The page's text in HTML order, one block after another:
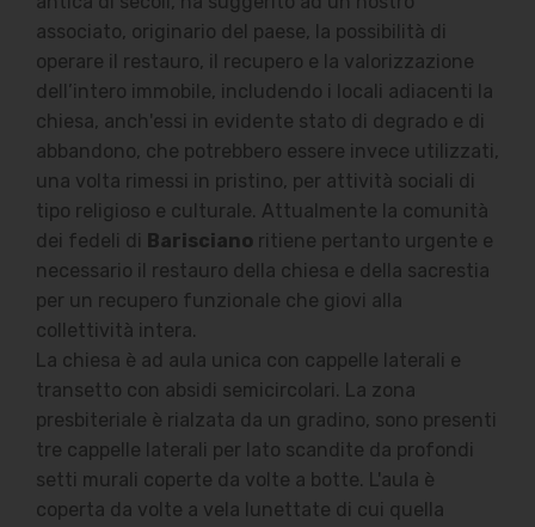
associato, originario del paese, la possibilità di
operare il restauro, il recupero e la valorizzazione
dell’intero immobile, includendo i locali adiacenti la
chiesa, anch'essi in evidente stato di degrado e di
abbandono, che potrebbero essere invece utilizzati,
una volta rimessi in pristino, per attività sociali di
tipo religioso e culturale. Attualmente la comunità
dei fedeli di Barisciano ritiene pertanto urgente e
necessario il restauro della chiesa e della sacrestia
per un recupero funzionale che giovi alla
collettività intera.
La chiesa è ad aula unica con cappelle laterali e
transetto con absidi semicircolari. La zona
presbiteriale è rialzata da un gradino, sono presenti
tre cappelle laterali per lato scandite da profondi
setti murali coperte da volte a botte. L'aula è
coperta da volte a vela lunettate di cui quella